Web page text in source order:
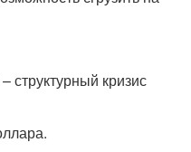
структурный кризис